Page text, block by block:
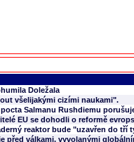
Doležala
všelijakými cizími naukami".
Salmanu Rushdiemu
EU se dohodli o reformě
reaktor bude "uzavřen do tří
před válkami, vyvolanými